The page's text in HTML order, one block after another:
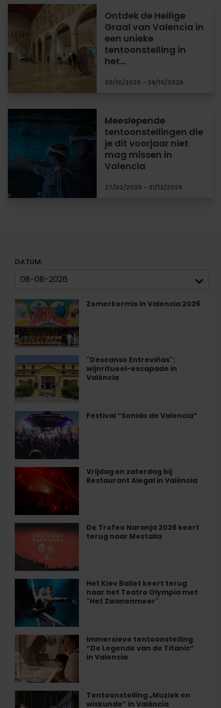
Ontdek de Heilige
Graal van Valencia in
een unieke
tentoonstelling in
het…
30/10/2025 - 29/10/2026
Meeslepende
tentoonstellingen die
je dit voorjaar niet
mag missen in
Valencia
27/02/2026 - 31/12/2026
DATUM:
Zomerkermis in Valencia 2026
Zomerkermis
in
Valencia
2026
"Descanso Entreviñas":
wijnritueel-escapade in
València
"Descanso
Entreviñas":
wijnritueel-
escapade
in
València
Festival “Sonido de Valencia”
Festival
“Sonido
de
Valencia”
Vrijdag en zaterdag bij
Restaurant Alegal in València
Vrijdag
en
zaterdag
bij
Restaurant
Alegal
València
De Trofeo Naranja 2026 keert
terug naar Mestalla
De
Trofeo
Naranja
2026
keert
terug
naar
Mestalla
Het Kiev Ballet keert terug
naar het Teatro Olympia met
"Het Zwanenmeer".
terug
naar
Olympia
met
Zwanenmeer".
Immersieve tentoonstelling
“De Legende van de Titanic”
in Valencia
Immersieve
tentoonstelling
“De
Legende
van
de
Titanic”
Tentoonstelling „Muziek en
wiskunde” in València
Tentoonstelling